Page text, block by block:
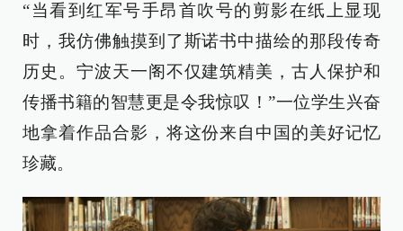
“当看到红军号手昂首吹号的剪影在纸上显现
时，我仿佛触摸到了斯诺书中描绘的那段传奇
历史。宁波天一阁不仅建筑精美，古人保护和
传播书籍的智慧更是令我惊叹！”一位学生兴奋
地拿着作品合影，将这份来自中国的美好记忆
珍藏。